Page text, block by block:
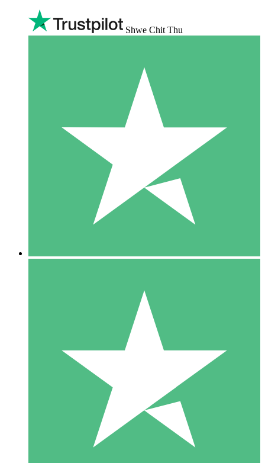
Shwe Chit Thu